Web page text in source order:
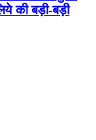
की बड़ी-बड़ी